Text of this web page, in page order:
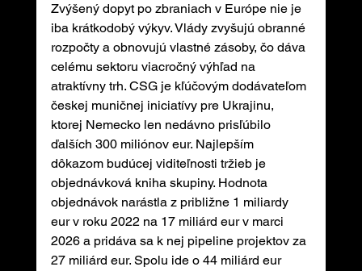
Zvýšený dopyt po zbraniach v Európe nie je
iba krátkodobý výkyv. Vlády zvyšujú obranné
rozpočty a obnovujú vlastné zásoby, čo dáva
celému sektoru viacročný výhľad na
atraktívny trh. CSG je kľúčovým dodávateľom
českej muničnej iniciatívy pre Ukrajinu,
ktorej Nemecko len nedávno prisľúbilo
ďalších 300 miliónov eur. Najlepším
dôkazom budúcej viditeľnosti tržieb je
objednávková kniha skupiny. Hodnota
objednávok narástla z približne 1 miliardy
eur v roku 2022 na 17 miliárd eur v marci
2026 a pridáva sa k nej pipeline projektov za
27 miliárd eur. Spolu ide o 44 miliárd eur